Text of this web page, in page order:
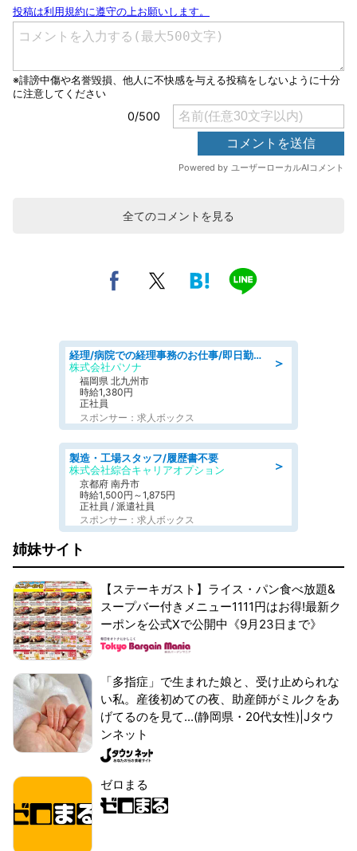
全てのコメントを見る
＞
経理/病院での経理事務のお仕事/即日勤務可/車通勤可/経理/一般事務
株式会社パソナ
福岡県 北九州市
時給1,380円
正社員
スポンサー：求人ボックス
＞
製造・工場スタッフ/履歴書不要
株式会社綜合キャリアオプション
京都府 南丹市
時給1,500円～1,875円
正社員 / 派遣社員
スポンサー：求人ボックス
姉妹サイト
【ステーキガスト】ライス・パン食べ放題&
スープバー付きメニュー1111円はお得!最新ク
ーポンを公式Xで公開中《9月23日まで》
「多指症」で生まれた娘と、受け止められな
い私。産後初めての夜、助産師がミルクをあ
げてるのを見て...(静岡県・20代女性)|Jタウ
ンネット
ゼロまる